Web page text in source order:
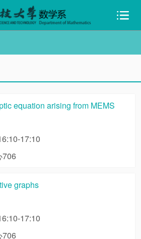
equation arising from MEMS
17:10
706
graphs
17:10
706